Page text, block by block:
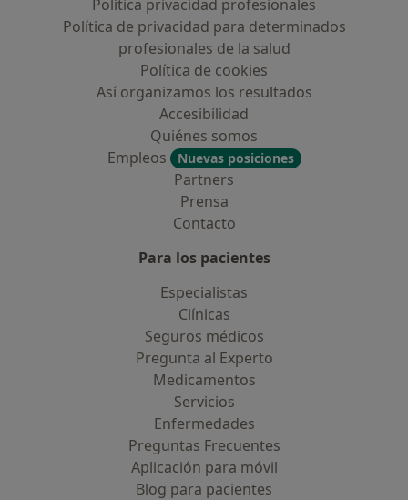
Política privacidad profesionales
Política de privacidad para determinados
profesionales de la salud
Política de cookies
Así organizamos los resultados
Accesibilidad
Quiénes somos
Empleos
Nuevas posiciones
Partners
Prensa
Contacto
Para los pacientes
Especialistas
Clínicas
Seguros médicos
Pregunta al Experto
Medicamentos
Servicios
Enfermedades
Preguntas Frecuentes
Aplicación para móvil
Blog para pacientes